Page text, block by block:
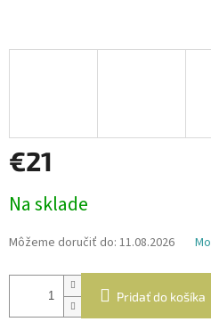
€21
cena:
Na sklade
Môžeme doručiť do: 11.08.2026
Pridať do košíka